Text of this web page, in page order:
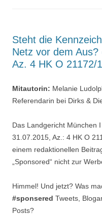
Steht die
Netz vor dem
Az. 4 HK O 21172/
Mitautorin: Melanie
Referendarin bei Dirks &
Das Landgericht München
31.07.2015, Az.: 4 HK O
einem redaktionellen
„Sponsored“ nicht zur
Himmel! Und jetzt? Was
#sponsered Tweets,
Posts?